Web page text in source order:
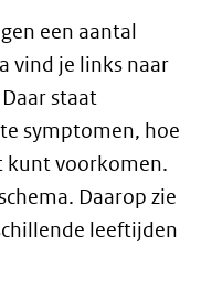
een aantal
vind je links naar
staat
symptomen, hoe
kunt voorkomen.
Daarop zie
leeftijden